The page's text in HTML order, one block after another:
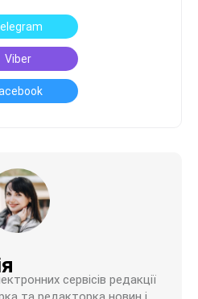
Viber
сервісів редакції